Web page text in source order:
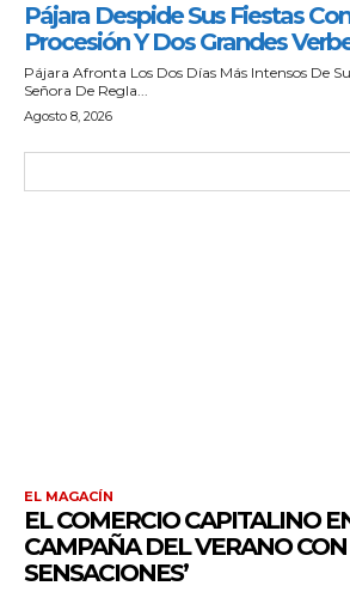
Pájara Despide Sus Fiestas
Procesión Y Dos Grandes
Pájara Afronta Los Dos Días Más Intensos De
Señora De Regla...
Agosto 8, 2026
EL MAGACÍN
EL COMERCIO CAPITALINO
CAMPAÑA DEL VERANO CON
SENSACIONES’